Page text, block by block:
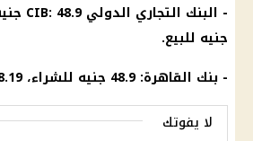
- البنك التجاري
جنيه للبيع.
- بنك القاهرة: 48.9 جنيه للشراء، 48.19 جنيه للبيع.
لا يفوتك